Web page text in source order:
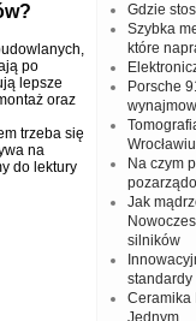
po
lepsze
oraz
trzeba się
na
do lektury
Gdzie
Szybka
które
Porsche
Wrocławiu
Na czym
Jak
silników
standardy
Ceramika
Jednym